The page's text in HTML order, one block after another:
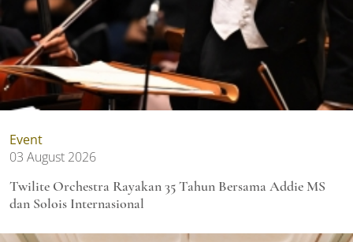
Event
03 August 2026
Twilite Orchestra Rayakan 35 Tahun Bersama Addie MS
dan Solois Internasional